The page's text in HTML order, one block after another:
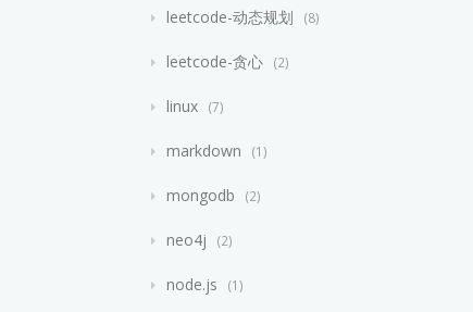
leetcode-动态规划 8
leetcode-贪心 2
linux 7
markdown 1
mongodb 2
neo4j 2
node.js 1